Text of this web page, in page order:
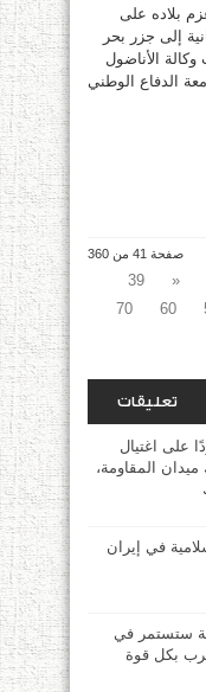
بلاده على
إلى جزر بحر
الأناضول
الدفاع الوطني
صفحة 41 من 360
«
39
60
70
تعليقات
على اغتيال
ميدان المقاومة،
في إيران
ستستمر في
بكل قوة